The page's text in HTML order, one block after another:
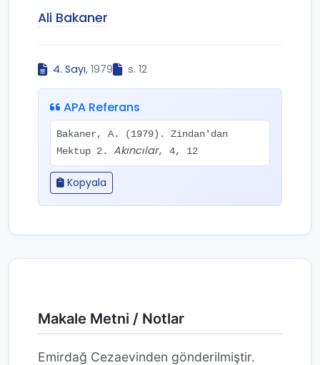
Ali Bakaner
4. Sayı, 1979 s. 12
APA Referans
Bakaner, A. (1979). Zindan'dan
Mektup 2. Akıncılar, 4, 12
Kopyala
Makale Metni / Notlar
Emirdağ Cezaevinden gönderilmiştir.